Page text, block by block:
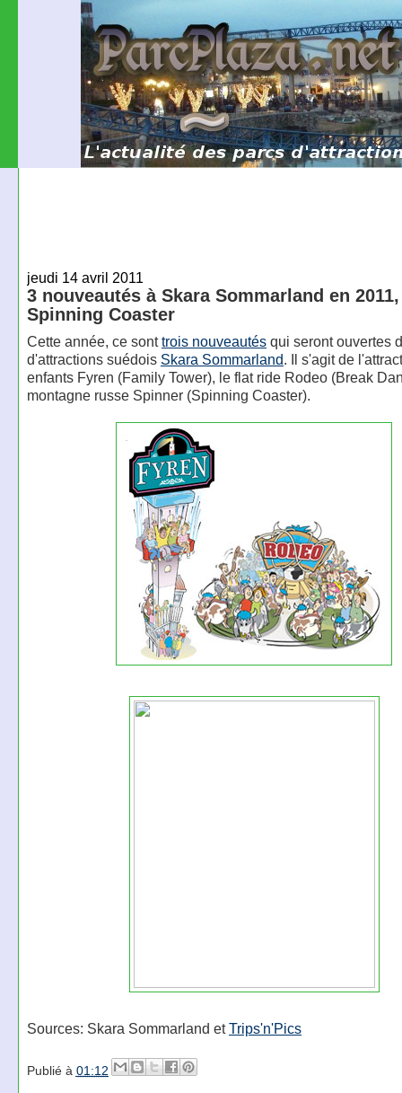
jeudi 14 avril 2011
3 nouveautés à Skara Sommarland en
Spinning Coaster
Cette année, ce sonttrois nouveautésqui seront ouvertes
d'attractions suédois Skara Sommarland. Il s'agit de
enfants Fyren (Family Tower), le flat ride Rodeo (Break
montagne russe Spinner (Spinning Coaster).
Sources: Skara Sommarland etTrips'n'Pics
Publié à 01:12